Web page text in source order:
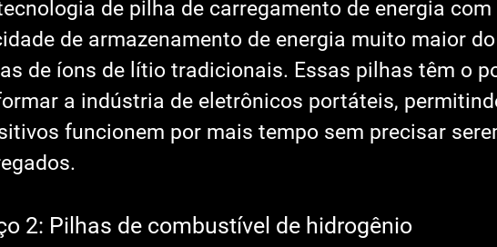
de pilha de carregamento de energia com
de armazenamento de energia muito maior
de íons de lítio tradicionais. Essas pilhas têm o
a indústria de eletrônicos portáteis,
funcionem por mais tempo sem precisar
2: Pilhas de combustível de hidrogênio